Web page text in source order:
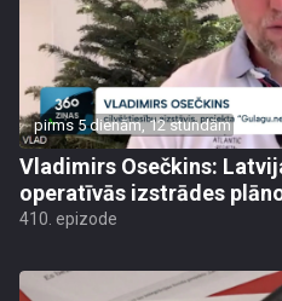
pirms 5 dienām, 12 stundām
Vladimirs Osečkins:
operatīvās izstrādes
410. epizode